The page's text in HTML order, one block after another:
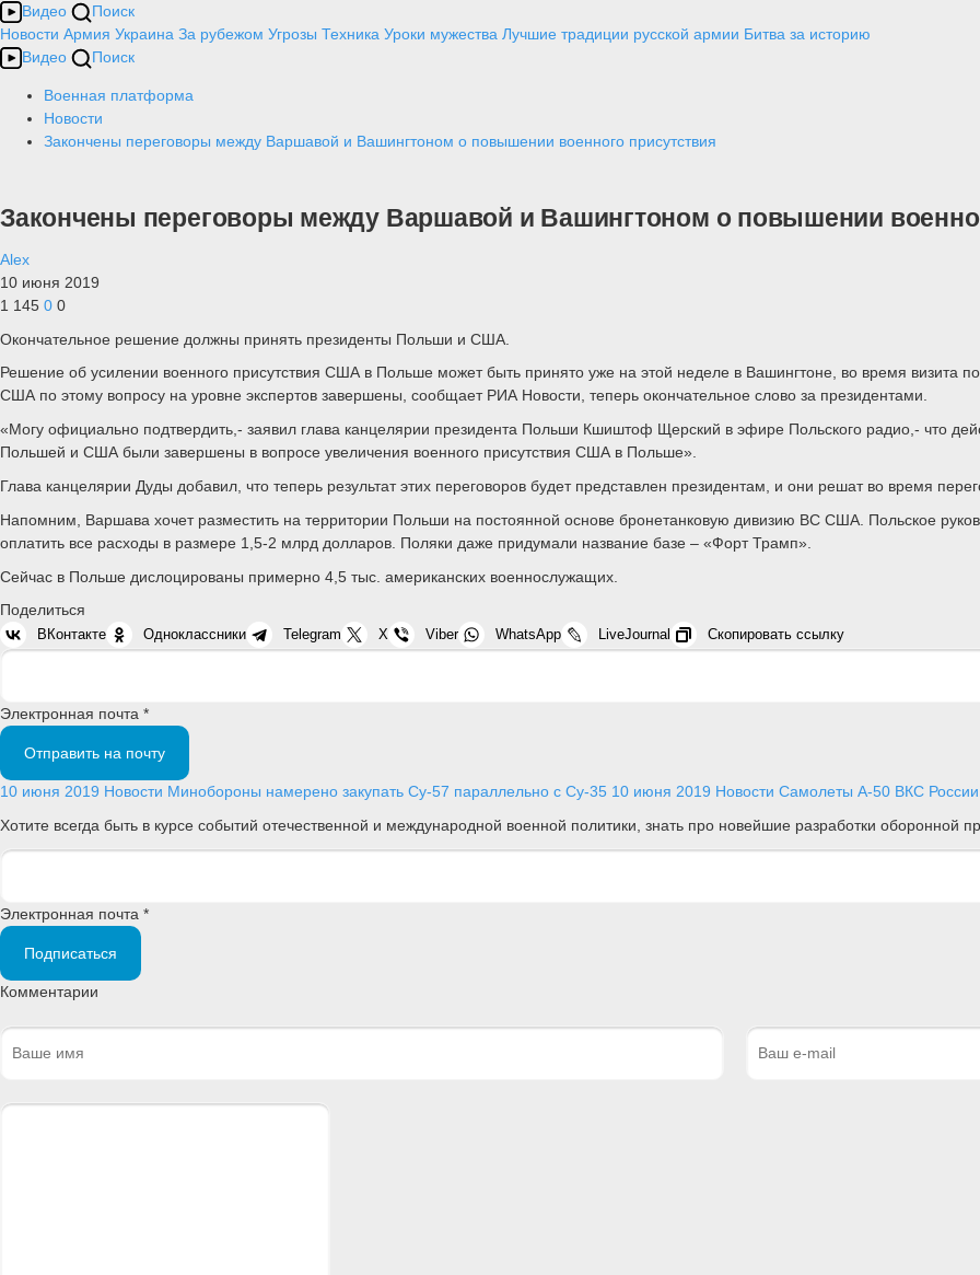
Видео
Поиск
Новости Армия Украина За рубежом Угрозы Техника Уроки мужества Лучшие традиции русской армии Битва за историю
Видео
Поиск
Военная платформа
Новости
Закончены переговоры между Варшавой и Вашингтоном о повышении военного присутствия
Закончены переговоры между Варшавой и Вашингтоном о повышении
Alex
10 июня 2019
1 145 0 0
Окончательное решение должны принять президенты Польши и США.
Решение об усилении военного присутствия США в Польше может быть принято уже на этой неделе в Вашингтоне, во время визита
США по этому вопросу на уровне экспертов завершены, сообщает РИА Новости, теперь окончательное слово за президентами.
«Могу официально подтвердить,- заявил глава канцелярии президента Польши Кшиштоф Щерский в эфире Польского радио,- что
Польшей и США были завершены в вопросе увеличения военного присутствия США в Польше».
Глава канцелярии Дуды добавил, что теперь результат этих переговоров будет представлен президентам, и они решат во время
Напомним, Варшава хочет разместить на территории Польши на постоянной основе бронетанковую дивизию ВС США. Польское
оплатить все расходы в размере 1,5-2 млрд долларов. Поляки даже придумали название базе – «Форт Трамп».
Сейчас в Польше дислоцированы примерно 4,5 тыс. американских военнослужащих.
Поделиться
ВКонтакте Одноклассники Telegram X Viber WhatsApp LiveJournal Скопировать ссылку
Электронная почта *
Отправить на почту
10 июня 2019 Новости Минобороны намерено закупать Су-57 параллельно с Су-35 10 июня 2019 Новости Самолеты А-50 ВКС России
Хотите всегда быть в курсе событий отечественной и международной военной политики, знать про новейшие разработки
Электронная почта *
Подписаться
Комментарии